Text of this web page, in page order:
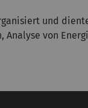
und
von